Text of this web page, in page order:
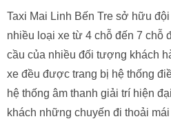
Taxi Mai Linh Bến Tre sở hữu
nhiều loại xe từ 4 chỗ đến 7 chỗ
cầu của nhiều đối tượng khách
xe đều được trang bị hệ thống
hệ thống âm thanh giải trí hiện
khách những chuyến đi thoải